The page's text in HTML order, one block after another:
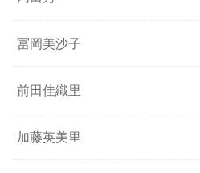
冨岡美沙子
前田佳織里
加藤英美里